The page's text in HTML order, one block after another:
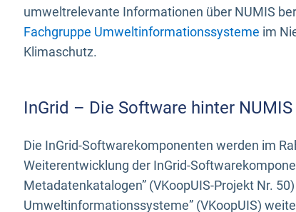
umweltrelevante Informationen über NUMIS
Fachgruppe Umweltinformationssysteme im
Klimaschutz.
InGrid – Die Software hinter NUMIS
Die InGrid-Softwarekomponenten werden im
Weiterentwicklung der InGrid-
Metadatenkatalogen” (VKoopUIS-Projekt Nr.
Umweltinformationssysteme” (VKoopUIS)